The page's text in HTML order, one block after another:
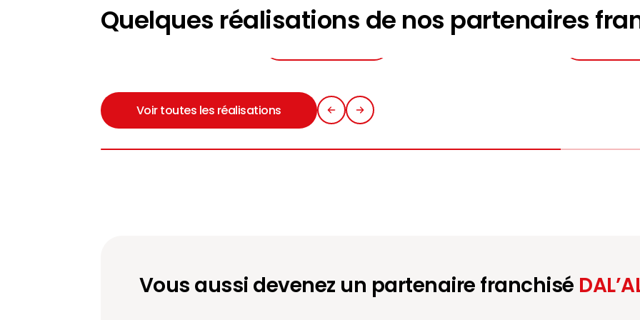
Quelques réalisations de nos partenaires
par
ALU GOUTTIERES INNOVATION
par
ALU DU COTENTIN
Voir toutes les réalisations
Vous aussi devenez un partenaire franchisé